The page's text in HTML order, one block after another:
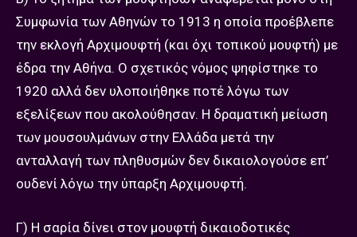
Συμφωνία των Αθηνών το 1913 η οποία προέβλεπε
την εκλογή Αρχιμουφτή (και όχι τοπικού μουφτή) με
έδρα την Αθήνα. Ο σχετικός νόμος ψηφίστηκε το
1920 αλλά δεν υλοποιήθηκε ποτέ λόγω των
εξελίξεων που ακολούθησαν. Η δραματική μείωση
των μουσουλμάνων στην Ελλάδα μετά την
ανταλλαγή των πληθυσμών δεν δικαιολογούσε επ’
ουδενί λόγω την ύπαρξη Αρχιμουφτή.
Γ) Η σαρία δίνει στον μουφτή δικαιοδοτικές